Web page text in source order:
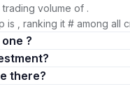
volume of .
is , ranking it # among all
one ?
many are there?